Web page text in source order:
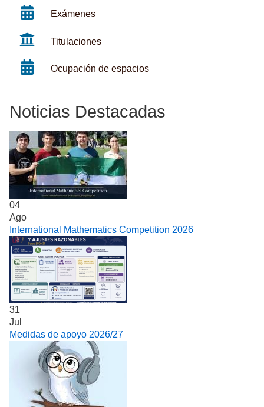
Exámenes
Titulaciones
Ocupación de espacios
Noticias Destacadas
04
Ago
International Mathematics Competition 2026
31
Jul
Medidas de apoyo 2026/27